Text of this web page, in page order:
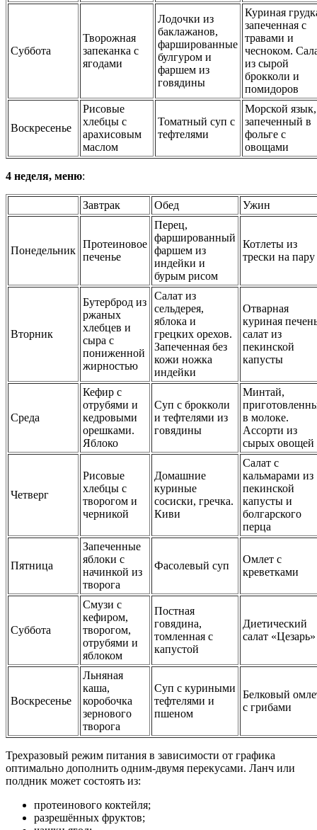
Суббота
Творожная
запеканка с
ягодами
Лодочки из
баклажанов,
фаршированные
булгуром и
фаршем из
говядины
Куриная
запеченная с
травами и
чесноком.
из сырой
брокколи и
помидоров
Воскресенье
Рисовые
хлебцы с
арахисовым
маслом
Томатный суп с
тефтелями
Морской язык,
запеченный в
фольге с
овощами
4 неделя, меню:
Завтрак Обед Ужин
Понедельник
Протеиновое
печенье
Перец,
фаршированный
фаршем из
индейки и
бурым рисом
Котлеты из
трески на пару
Вторник
Бутерброд из
ржаных
хлебцев и
сыра с
пониженной
жирностью
Салат из
сельдерея,
яблока и
грецких орехов.
Запеченная без
кожи ножка
индейки
Отварная
куриная
салат из
пекинской
капусты
Среда
Кефир с
отрубями и
кедровыми
орешками.
Яблоко
Суп с брокколи
и тефтелями из
говядины
Минтай,
в молоке.
Ассорти из
сырых овощей
Четверг
Рисовые
хлебцы с
творогом и
черникой
Домашние
куриные
сосиски, гречка.
Киви
Салат с
кальмарами из
пекинской
капусты и
болгарского
перца
Пятница
Запеченные
яблоки с
начинкой из
творога
Фасолевый суп
Омлет с
креветками
Суббота
Смузи с
кефиром,
творогом,
отрубями и
яблоком
Постная
говядина,
томленная с
капустой
Диетический
салат «Цезарь»
Воскресенье
Льняная
каша,
коробочка
зернового
творога
Суп с куриными
тефтелями и
пшеном
Белковый
с грибами
Трехразовый режим питания в зависимости от графика
оптимально дополнить одним-двумя перекусами. Ланч или
полдник может состоять из:
протеинового коктейля;
разрешённых фруктов;